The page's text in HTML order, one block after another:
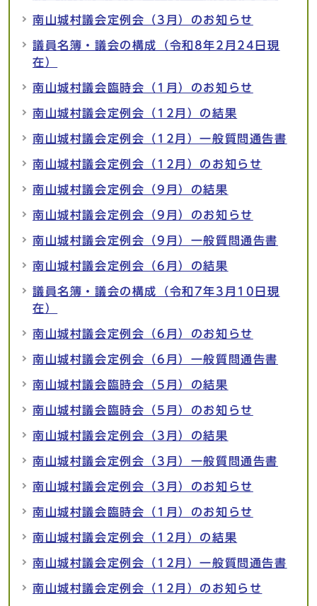
南山城村議会定例会（3月）のお知らせ
議員名簿・議会の構成（令和8年2月24日現
在）
南山城村議会臨時会（1月）のお知らせ
南山城村議会定例会（12月）の結果
南山城村議会定例会（12月）一般質問通告書
南山城村議会定例会（12月）のお知らせ
南山城村議会定例会（9月）の結果
南山城村議会定例会（9月）のお知らせ
南山城村議会定例会（9月）一般質問通告書
南山城村議会定例会（6月）の結果
議員名簿・議会の構成（令和7年3月10日現
在）
南山城村議会定例会（6月）のお知らせ
南山城村議会定例会（6月）一般質問通告書
南山城村議会臨時会（5月）の結果
南山城村議会臨時会（5月）のお知らせ
南山城村議会定例会（3月）の結果
南山城村議会定例会（3月）一般質問通告書
南山城村議会定例会（3月）のお知らせ
南山城村議会臨時会（1月）のお知らせ
南山城村議会定例会（12月）の結果
南山城村議会定例会（12月）一般質問通告書
南山城村議会定例会（12月）のお知らせ